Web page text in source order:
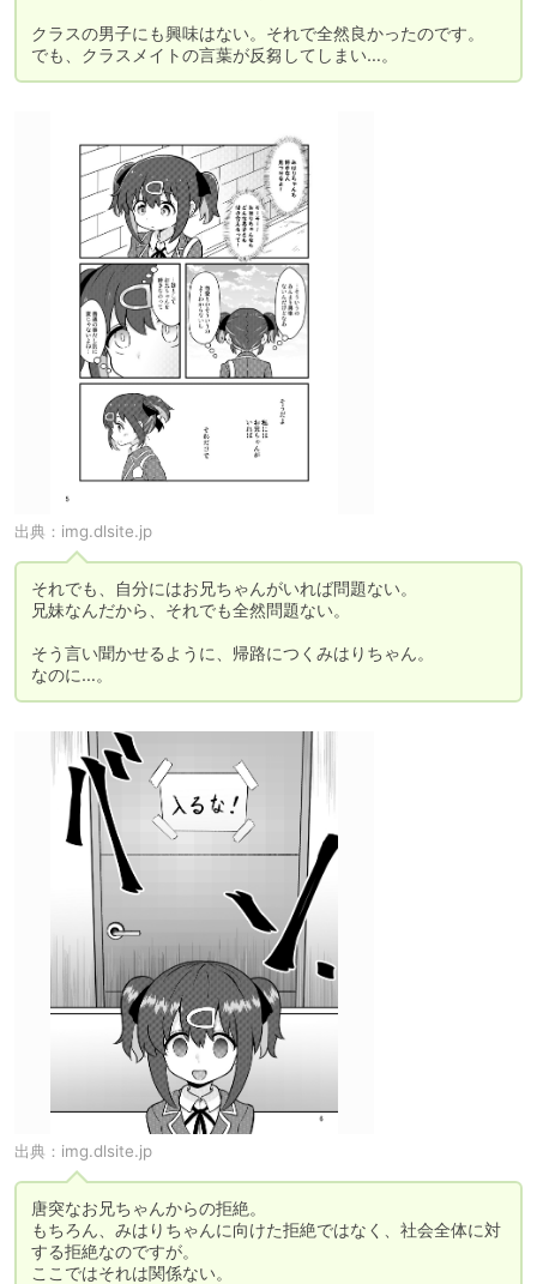
クラスの男子にも興味はない。それで全然良かったのです。
でも、クラスメイトの言葉が反芻してしまい…。
出典： img.dlsite.jp
それでも、自分にはお兄ちゃんがいれば問題ない。
兄妹なんだから、それでも全然問題ない。
そう言い聞かせるように、帰路につくみはりちゃん。
なのに…。
出典： img.dlsite.jp
唐突なお兄ちゃんからの拒絶。
もちろん、みはりちゃんに向けた拒絶ではなく、社会全体に対
する拒絶なのですが。
ここではそれは関係ない。